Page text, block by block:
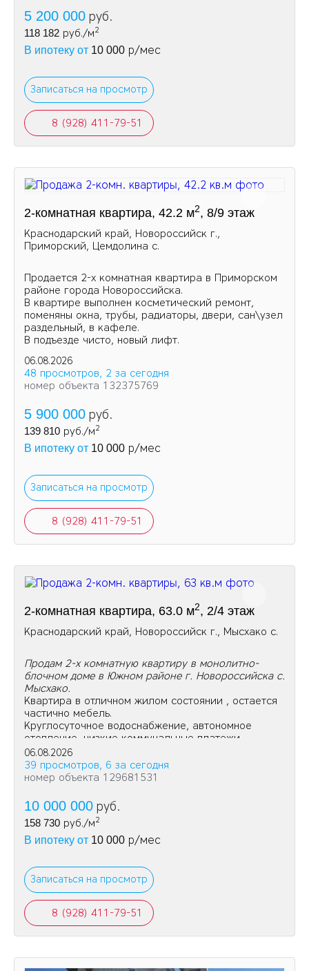
5 200 000 руб.
118 182 руб./м2
В ипотеку от 10 000 р/мес
Записаться на просмотр
8 (928) 411-79-51
2-комнатная квартира, 42.2 м2, 8/9 этаж
Краснодарский край, Новороссийск г.,
Приморский, Цемдолина с.
Продается 2-х комнатная квартира в Приморском
районе города Новороссийска.
В квартире выполнен косметический ремонт,
поменяны окна, трубы, радиаторы, двери, сан\узел
раздельный, в кафеле.
В подъезде чисто, новый лифт.
06.08.2026
48 просмотров, 2 за сегодня
номер объекта 132375769
5 900 000 руб.
139 810 руб./м2
В ипотеку от 10 000 р/мес
Записаться на просмотр
8 (928) 411-79-51
2-комнатная квартира, 63.0 м2, 2/4 этаж
Краснодарский край, Новороссийск г., Мысхако с.
Продам 2-х комнатную квартиру в монолитно-
блочном доме в Южном районе г. Новороссийска с.
Мысхако.
Квартира в отличном жилом состоянии , остается
частично мебель.
Круглосуточное водоснабжение, автономное
отопление, низкие коммунальные платежи.
06.08.2026
39 просмотров, 6 за сегодня
номер объекта 129681531
10 000 000 руб.
158 730 руб./м2
В ипотеку от 10 000 р/мес
Записаться на просмотр
8 (928) 411-79-51